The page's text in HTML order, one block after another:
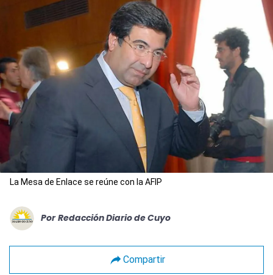
La Mesa de Enlace se reúne con la AFIP
Por Redacción Diario de Cuyo
Compartir